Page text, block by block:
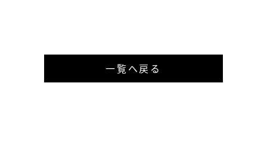
一覧へ戻る